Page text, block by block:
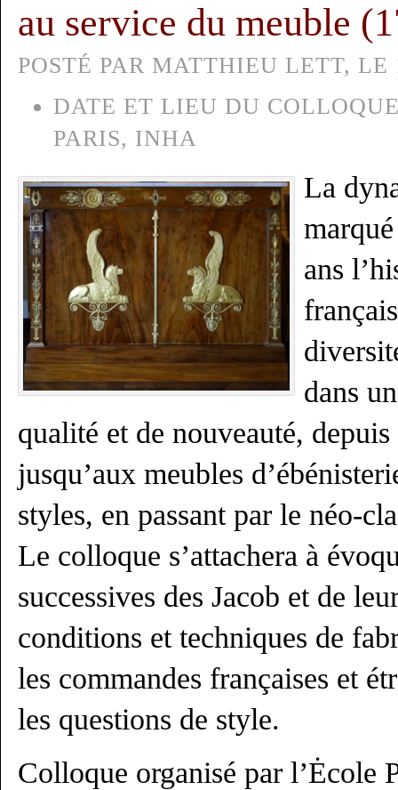
au service du meuble
POSTÉ PAR MATTHIEU LETT,
DATE ET LIEU DU
PARIS, INHA
La
ans
dans
qualité et de nouveauté,
jusqu’aux meubles
styles, en passant par le néo-
Le colloque s’attachera à
successives des Jacob et de
conditions et techniques de
les commandes françaises et
les questions de style.
Colloque organisé par l’Ėcole